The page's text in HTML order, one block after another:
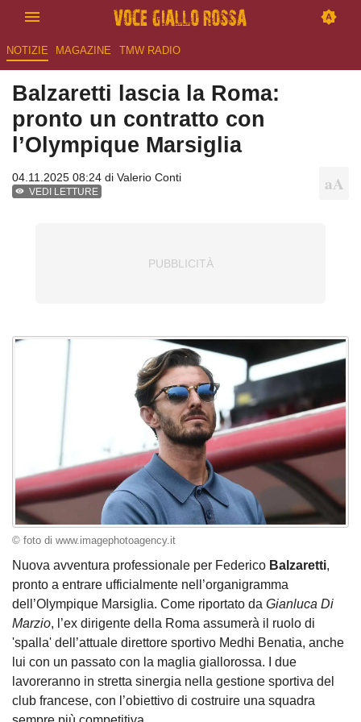
NOTIZIE MAGAZINE TMW RADIO
Balzaretti lascia la Roma:
pronto un contratto con
l’Olympique Marsiglia
04.11.2025 08:24 di Valerio Conti
VEDI LETTURE
© foto di www.imagephotoagency.it
Nuova avventura professionale per Federico Balzaretti,
pronto a entrare ufficialmente nell’organigramma
dell’Olympique Marsiglia. Come riportato da Gianluca Di
Marzio, l’ex dirigente della Roma assumerà il ruolo di
'spalla' dell’attuale direttore sportivo Medhi Benatia, anche
lui con un passato con la maglia giallorossa. I due
lavoreranno in stretta sinergia nella gestione sportiva del
club francese, con l’obiettivo di costruire una squadra